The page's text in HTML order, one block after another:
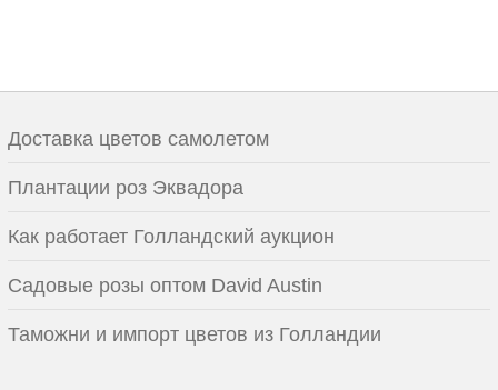
Доставка цветов самолетом
Плантации роз Эквадора
Как работает Голландский аукцион
Садовые розы оптом David Austin
Таможни и импорт цветов из Голландии